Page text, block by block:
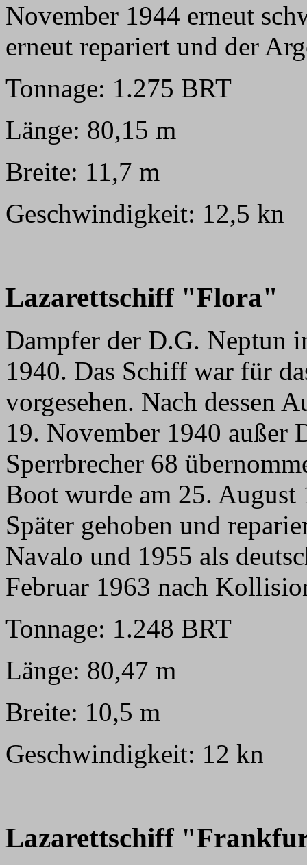
November 1944 erneut
erneut repariert und der
Tonnage: 1.275 BRT
Länge: 80,15 m
Breite: 11,7 m
Geschwindigkeit: 12,5 kn
Lazarettschiff "Flora"
Dampfer der D.G. Neptun
1940. Das Schiff war für
vorgesehen. Nach dessen
19. November 1940 außer
Sperrbrecher 68
Boot wurde am 25.
Später gehoben und
Navalo und 1955 als
Februar 1963 nach
Tonnage: 1.248 BRT
Länge: 80,47 m
Breite: 10,5 m
Geschwindigkeit: 12 kn
Lazarettschiff